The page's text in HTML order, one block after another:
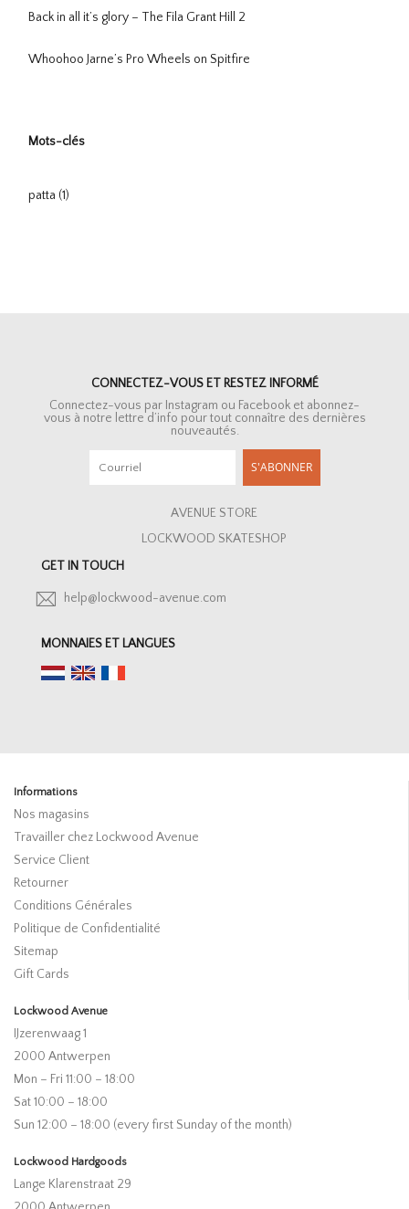
Back in all it’s glory – The Fila Grant Hill 2
Whoohoo Jarne’s Pro Wheels on Spitfire
Mots-clés
patta (1)
CONNECTEZ-VOUS ET RESTEZ INFORMÉ
Connectez-vous par Instagram ou Facebook et abonnez-
vous à notre lettre d’info pour tout connaître des dernières
nouveautés.
S'ABONNER
AVENUE STORE
LOCKWOOD SKATESHOP
GET IN TOUCH
help@lockwood-avenue.com
MONNAIES ET LANGUES
Informations
Nos magasins
Travailler chez Lockwood Avenue
Service Client
Retourner
Conditions Générales
Politique de Confidentialité
Sitemap
Gift Cards
Lockwood Avenue
IJzerenwaag 1
2000 Antwerpen
Mon – Fri 11:00 – 18:00
Sat 10:00 – 18:00
Sun 12:00 – 18:00 (every first Sunday of the month)
Lockwood Hardgoods
Lange Klarenstraat 29